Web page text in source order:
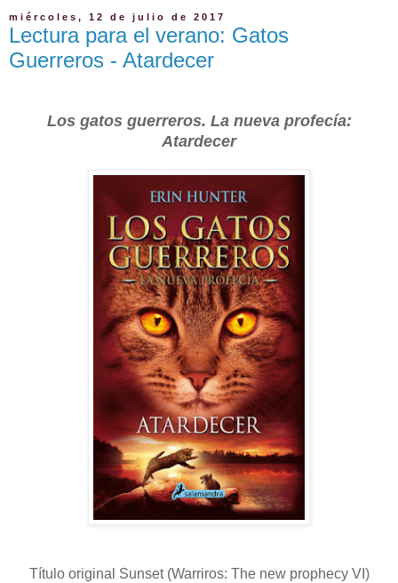
miércoles, 12 de julio de 2017
Lectura para el verano: Gatos
Guerreros - Atardecer
Los gatos guerreros. La nueva profecía:
Atardecer
Título original Sunset (Warriros: The new prophecy VI)